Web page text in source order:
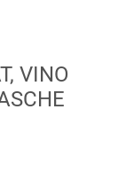
VINO